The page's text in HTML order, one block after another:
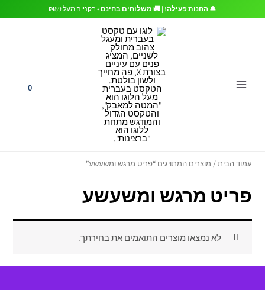
🔔 החנות פעילה! | 🚚 משלוחים בחינם • בקנייה מעל ₪89
0
עמוד הבית/ מוצרים המתויגים “פריט מרגש ומשעשע”
פריט מרגש ומשעשע
לא נמצאו מוצרים התואמים את בחירתך.